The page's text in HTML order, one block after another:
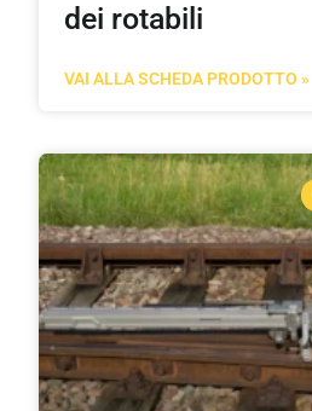
dei rotabili
VAI ALLA SCHEDA PRODOTTO »